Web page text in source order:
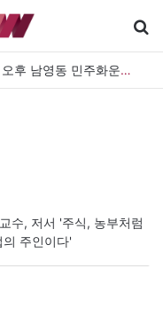
유가협 창립 40주년 기념식…12일 오후 남영동 민주화운동기념관
수, 저서 '주식, 농부처럼
주인이다'